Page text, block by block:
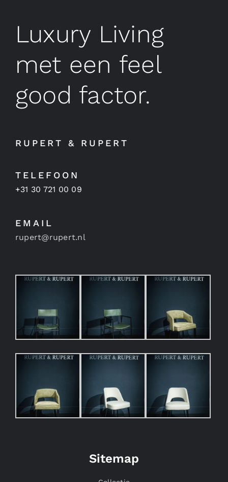
Luxury Living
met een feel
good factor.
RUPERT & RUPERT
TELEFOON
+31 30 721 00 09
EMAIL
rupert@rupert.nl
Sitemap